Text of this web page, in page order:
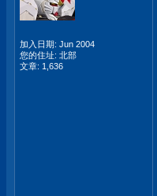
加入日期: Jun 2004
您的住址: 北部
文章: 1,636